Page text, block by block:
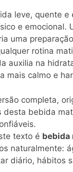
leve, quente
e emocional.
uma
rotina
auxilia na
mais calmo e
completa,
desta bebida
texto é bebida
naturalmente:
diário, hábitos